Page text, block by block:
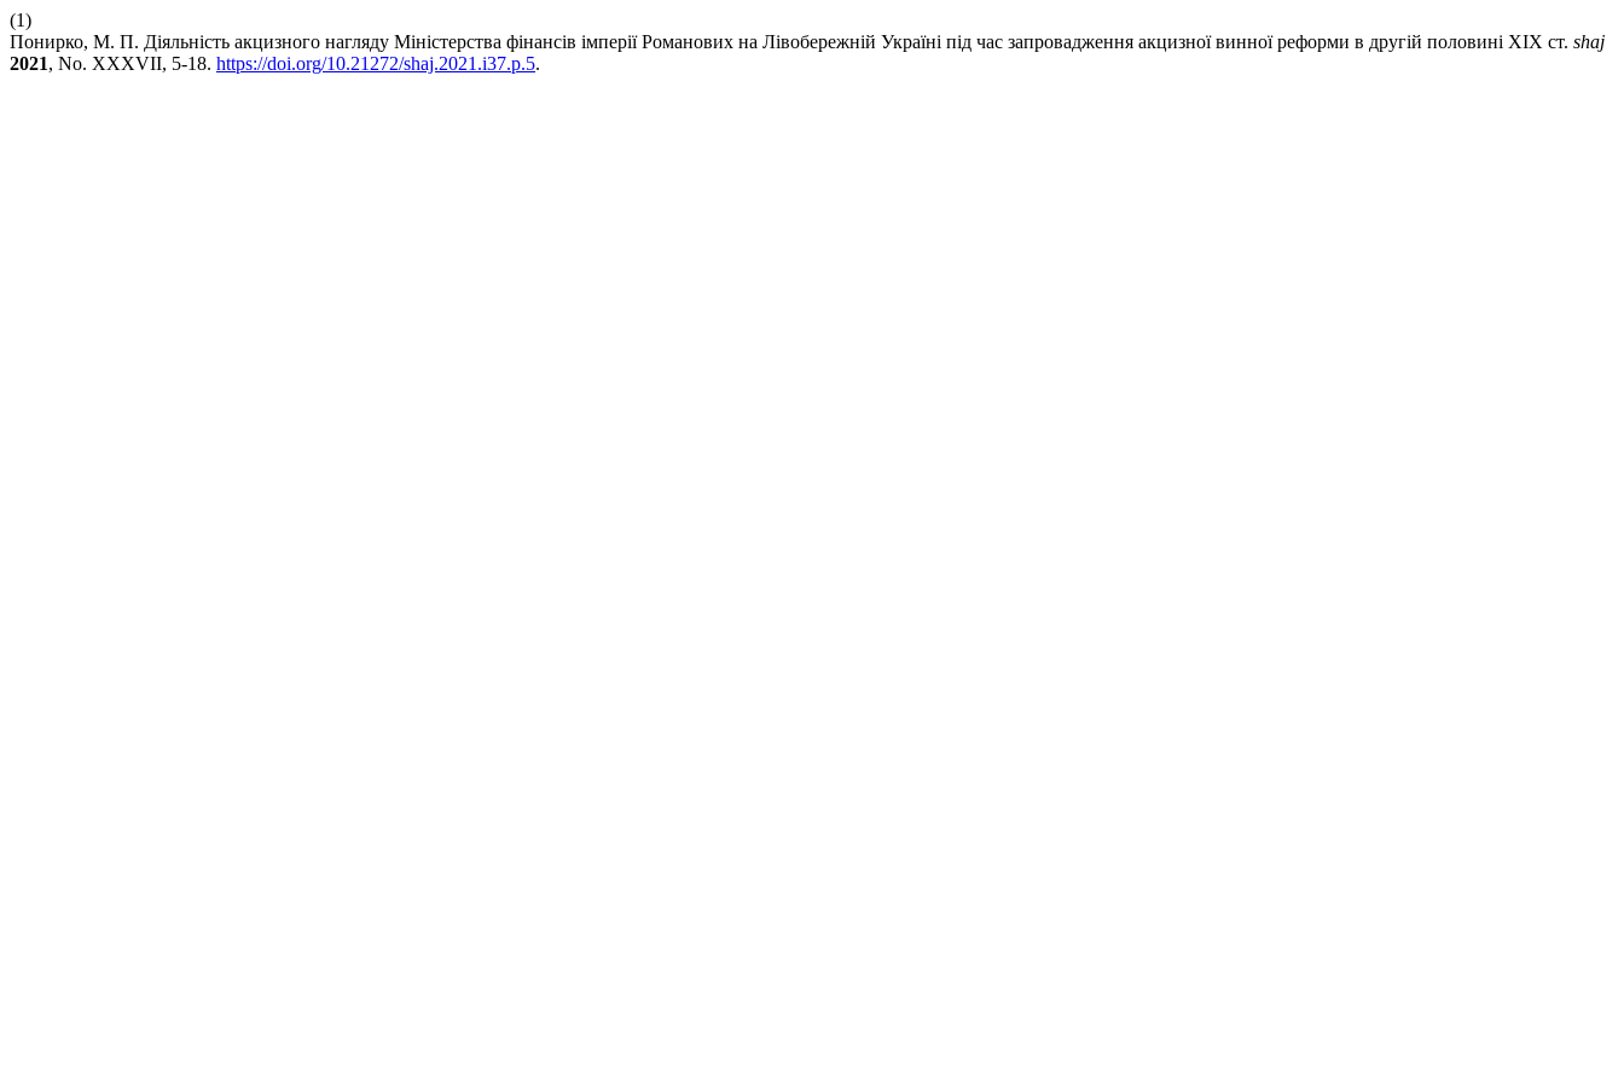
(1)
Понирко, М. П. Діяльність акцизного нагляду Міністерства фінансів імперії Романових на Лівобережній Україні під час запровадження акцизної винної реформи в другій половині ХІХ ст. shaj
2021, No. XXXVII, 5-18. https://doi.org/10.21272/shaj.2021.i37.p.5.